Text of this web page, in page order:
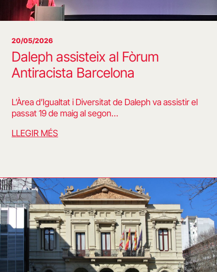
20/05/2026
Daleph assisteix al Fòrum
Antiracista Barcelona
L’Àrea d’Igualtat i Diversitat de Daleph va assistir el
passat 19 de maig al segon…
LLEGIR MÉS